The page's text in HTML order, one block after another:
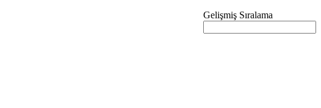
Gelişmiş Sıralama